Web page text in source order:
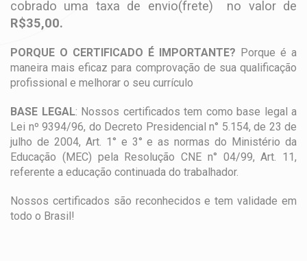
cobrado uma taxa de envio(frete) no valor de
R$35,00.
PORQUE O CERTIFICADO É IMPORTANTE? Porque é a
maneira mais eficaz para comprovação de sua qualificação
profissional e melhorar o seu currículo
BASE LEGAL: Nossos certificados tem como base legal a
Lei nº 9394/96, do Decreto Presidencial n° 5.154, de 23 de
julho de 2004, Art. 1° e 3° e as normas do Ministério da
Educação (MEC) pela Resolução CNE n° 04/99, Art. 11,
referente a educação continuada do trabalhador.
Nossos certificados são reconhecidos e tem validade em
todo o Brasil!